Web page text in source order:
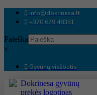
info@dokrinesa.lt
+370 679 48351
Paieška
×
Gyvūnų viešbutis